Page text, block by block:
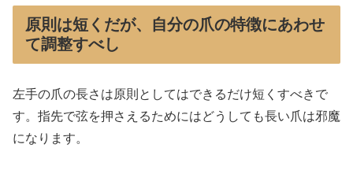
原則は短くだが、自分の爪の特徴にあわせ
て調整すべし
左手の爪の長さは原則としてはできるだけ短くすべきで
す。指先で弦を押さえるためにはどうしても長い爪は邪魔
になります。